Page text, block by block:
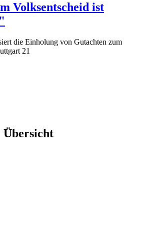
Volksentscheid ist
die Einholung von Gutachten zum
21
Übersicht